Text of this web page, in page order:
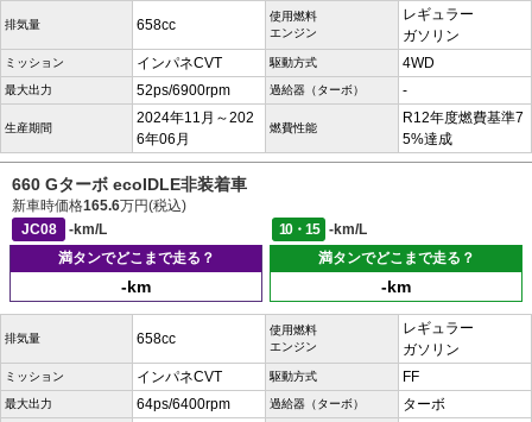
排気量 658cc
使用燃料
エンジン
レギュラー
ガソリン
ミッション インパネCVT 駆動方式 4WD
最大出力 52ps/6900rpm 過給器（ターボ） -
生産期間
2024年11月～202
6年06月
燃費性能
R12年度燃費基準7
5%達成
660 Gターボ ecoIDLE非装着車
新車時価格165.6万円(税込)
JC08
-km/L 10・15
-km/L
満タンでどこまで走る？
-km
満タンでどこまで走る？
-km
排気量 658cc
使用燃料
エンジン
レギュラー
ガソリン
ミッション インパネCVT 駆動方式 FF
最大出力 64ps/6400rpm 過給器（ターボ） ターボ